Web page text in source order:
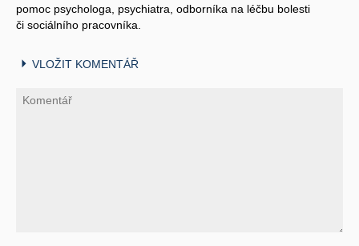
pomoc psychologa, psychiatra, odborníka na léčbu bolesti
či sociálního pracovníka.
VLOŽIT KOMENTÁŘ